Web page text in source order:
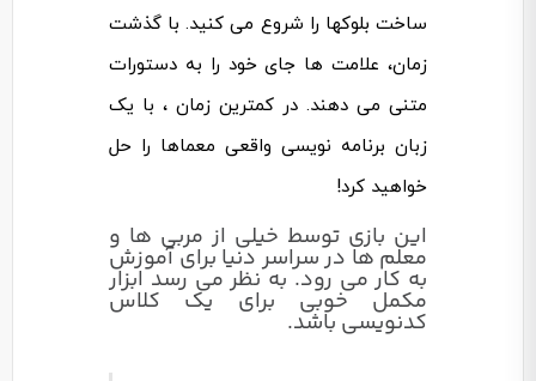
ساخت بلوکها را شروع می کنید. با گذشت
زمان، علامت ها جای خود را به دستورات
متنی می دهند. در کمترین زمان ، با یک
زبان برنامه نویسی واقعی معماها را حل
خواهید کرد!
این بازی توسط خیلی از مربی ها و
معلم ها در سراسر دنیا برای آموزش
به کار می رود. به نظر می رسد ابزار
مکمل خوبی برای یک کلاس
کدنویسی باشد.